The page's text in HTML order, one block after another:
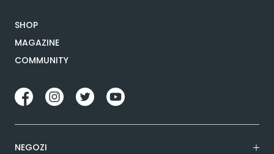
SHOP
MAGAZINE
COMMUNITY
NEGOZI